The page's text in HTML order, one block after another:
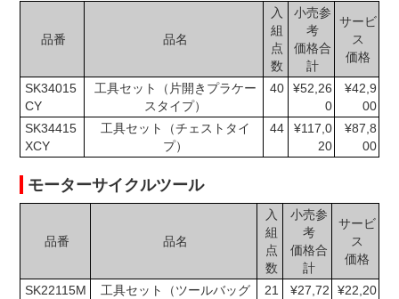
品番 品名
入
組
点
数
小売参
考
価格合
計
サービ
ス
価格
SK34015
CY
工具セット（片開きプラケー
スタイプ）
40
¥52,26
0
¥42,9
00
SK34415
XCY
工具セット（チェストタイ
プ）
44
¥117,0
20
¥87,8
00
モーターサイクルツール
品番 品名
入
組
点
数
小売参
考
価格合
計
サービ
ス
価格
SK22115M
工具セット（ツールバッグ
21
¥27,72
¥22,20